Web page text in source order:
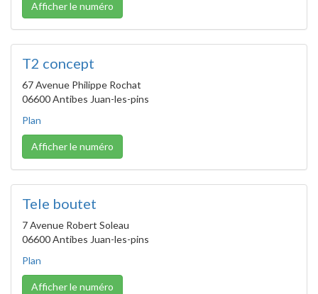
Afficher le numéro
T2 concept
67 Avenue Philippe Rochat
06600 Antibes Juan-les-pins
Plan
Afficher le numéro
Tele boutet
7 Avenue Robert Soleau
06600 Antibes Juan-les-pins
Plan
Afficher le numéro